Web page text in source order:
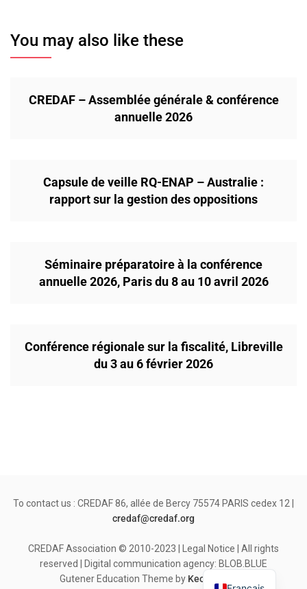
You may also like these
CREDAF – Assemblée générale & conférence
annuelle 2026
Capsule de veille RQ-ENAP – Australie :
rapport sur la gestion des oppositions
Séminaire préparatoire à la conférence
annuelle 2026, Paris du 8 au 10 avril 2026
Conférence régionale sur la fiscalité, Libreville
du 3 au 6 février 2026
To contact us : CREDAF 86, allée de Bercy 75574 PARIS cedex 12 |
credaf@credaf.org
CREDAF Association © 2010-2023 | Legal Notice | All rights
reserved | Digital communication agency: BLOB.BLUE
Gutener Education Theme by Keon Themes